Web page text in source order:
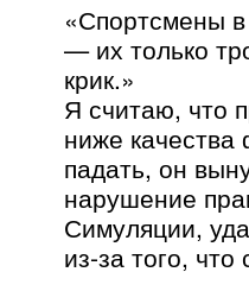
«Спортсмены
— их только
крик.»
Я считаю, что
ниже качества
падать, он
нарушение
Симуляции,
из-за того,